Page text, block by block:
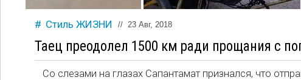
Стиль ЖИЗНИ // 23 Авг, 2018
Таец преодолел 1500 км ради прощания с
Со слезами на глазах Сапантамат признался, что